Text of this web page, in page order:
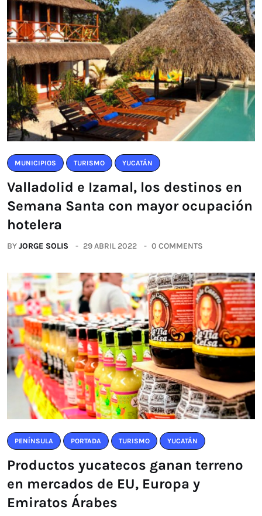
MUNICIPIOS TURISMO YUCATÁN
Valladolid e Izamal, los destinos en
Semana Santa con mayor ocupación
hotelera
BYJORGE SOLIS 29 ABRIL 2022 0 COMMENTS
PENÍNSULA PORTADA TURISMO YUCATÁN
Productos yucatecos ganan terreno
en mercados de EU, Europa y
Emiratos Árabes